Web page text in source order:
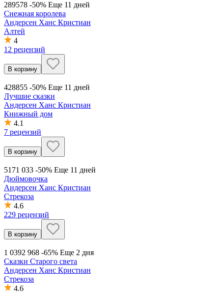
289578 -50% Еще 11 дней
Снежная королева
Андерсен Ханс Кристиан
Алтей
4
12 рецензий
В корзину
428855 -50% Еще 11 дней
Лучшие сказки
Андерсен Ханс Кристиан
Книжный дом
4.1
7 рецензий
В корзину
5171 033 -50% Еще 11 дней
Дюймовочка
Андерсен Ханс Кристиан
Стрекоза
4.6
229 рецензий
В корзину
1 0392 968 -65% Еще 2 дня
Сказки Старого света
Андерсен Ханс Кристиан
Стрекоза
4.6